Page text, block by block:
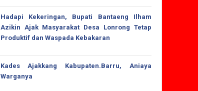
Hadapi Kekeringan, Bupati Bantaeng Ilham
Azikin Ajak Masyarakat Desa Lonrong Tetap
Produktif dan Waspada Kebakaran
Kades Ajakkang Kabupaten.Barru, Aniaya
Warganya